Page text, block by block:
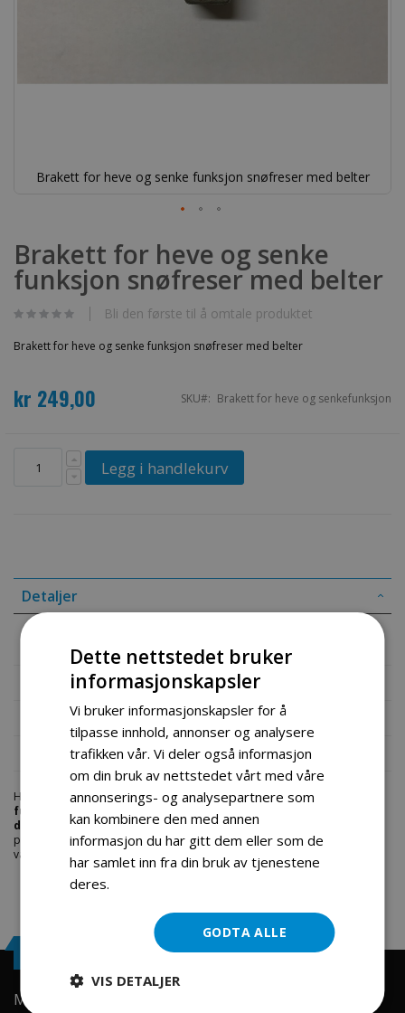
Brakett for heve og senke funksjon snøfreser med belter
til
begynnelsen
av
bildegalleri
Brakett for heve og senke
funksjon snøfreser med belter
Bli den første til å omtale produktet
Brakett for heve og senke funksjon snøfreser med belter
kr 249,00 SKU Brakett for heve og senkefunksjon
Legg i handlekurv
Detaljer
Mer informasjon
Produktomtaler
Fil vedlegg
Hos engrosservice.no får du kjøptbrakett for heve og senke
funksjon snofreser med belter
til markedets beste priser. Bestill en
deler-snofreseri dag fra Engros Service. Vi har et stort utvalg av
produkter innen: Hjem, sport og fritids segmentet. Velkommen skal du
være.
Min konto
Dette nettstedet bruker
informasjonskapsler
Vi bruker informasjonskapsler for å
tilpasse innhold, annonser og analysere
trafikken vår. Vi deler også informasjon
om din bruk av nettstedet vårt med våre
annonserings- og analysepartnere som
kan kombinere den med annen
informasjon du har gitt dem eller som de
har samlet inn fra din bruk av tjenestene
deres.
GODTA ALLE
VIS DETALJER